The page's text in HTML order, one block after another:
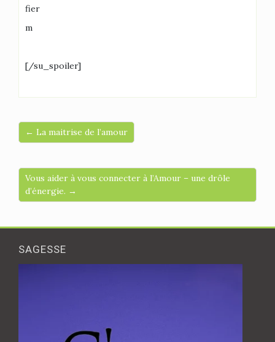
fier
m
[/su_spoiler]
← La maitrise de l’amour
Vous aider à vous connecter à l’Amour – une drôle
d’énergie. →
SAGESSE